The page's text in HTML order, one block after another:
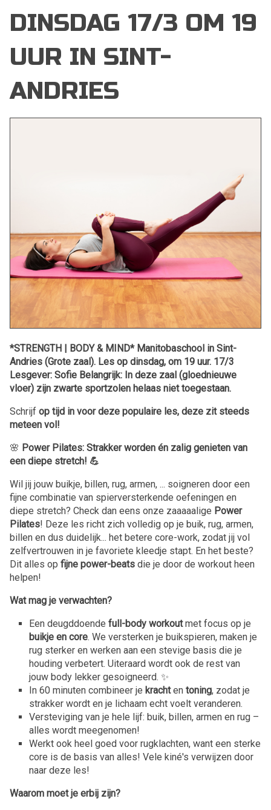
DINSDAG 17/3 OM 19
UUR IN SINT-
ANDRIES
*STRENGTH | BODY & MIND* Manitobaschool in Sint-
Andries (Grote zaal). Les op dinsdag, om 19 uur. 17/3
Lesgever: Sofie Belangrijk: In deze zaal (gloednieuwe
vloer) zijn zwarte sportzolen helaas niet toegestaan.
Schrijf op tijd in voor deze populaire les, deze zit steeds
meteen vol!
🌸 Power Pilates: Strakker worden én zalig genieten van
een diepe stretch! 💪
Wil jij jouw buikje, billen, rug, armen, ... soigneren door een
fijne combinatie van spierversterkende oefeningen en
diepe stretch? Check dan eens onze zaaaaalige Power
Pilates! Deze les richt zich volledig op je buik, rug, armen,
billen en dus duidelijk... het betere core-work, zodat jij vol
zelfvertrouwen in je favoriete kleedje stapt. En het beste?
Dit alles op fijne power-beats die je door de workout heen
helpen!
Wat mag je verwachten?
Een deugddoende full-body workoutmet focus op je
buikje en core. We versterken je buikspieren, maken je
rug sterker en werken aan een stevige basis die je
houding verbetert. Uiteraard wordt ook de rest van
jouw body lekker gesoigneerd. ✨
In 60 minuten combineer je krachten toning, zodat je
strakker wordt en je lichaam echt voelt veranderen.
Versteviging van je hele lijf: buik, billen, armen en rug –
alles wordt meegenomen!
Werkt ook heel goed voor rugklachten, want een sterke
core is de basis van alles! Vele kiné's verwijzen door
naar deze les!
Waarom moet je erbij zijn?